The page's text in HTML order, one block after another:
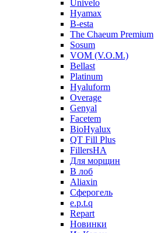
Univelo
Hyamax
B-esta
The Chaeum Premium
Sosum
VOM (V.O.M.)
Bellast
Platinum
Hyaluform
Overage
Genyal
Facetem
BioHyalux
QT Fill Plus
FillersHA
Для морщин
В лоб
Aliaxin
Сферогель
e.p.t.q
Repart
Новинки